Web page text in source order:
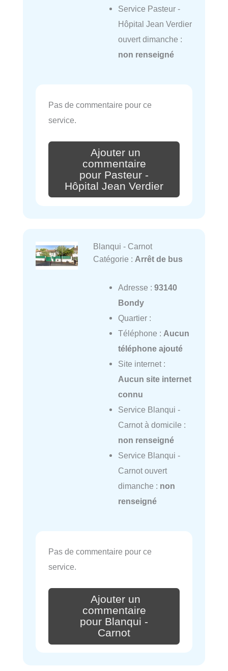
Service Pasteur -
Hôpital Jean Verdier
ouvert dimanche :
non renseigné
Pas de commentaire pour ce
service.
Ajouter un
commentaire
pour Pasteur -
Hôpital Jean Verdier
Blanqui - Carnot
Catégorie : Arrêt de bus
Adresse : 93140
Bondy
Quartier :
Téléphone : Aucun
téléphone ajouté
Site internet :
Aucun site internet
connu
Service Blanqui -
Carnot à domicile :
non renseigné
Service Blanqui -
Carnot ouvert
dimanche : non
renseigné
Pas de commentaire pour ce
service.
Ajouter un
commentaire
pour Blanqui -
Carnot